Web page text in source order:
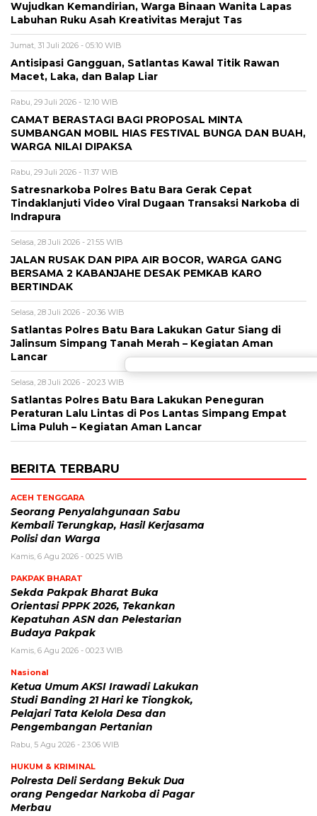
Wujudkan Kemandirian, Warga Binaan Wanita Lapas
Labuhan Ruku Asah Kreativitas Merajut Tas
Jumat, 31 Juli 2026 - 05:10 WIB
Antisipasi Gangguan, Satlantas Kawal Titik Rawan
Macet, Laka, dan Balap Liar
Rabu, 29 Juli 2026 - 12:10 WIB
CAMAT BERASTAGI BAGI PROPOSAL MINTA
SUMBANGAN MOBIL HIAS FESTIVAL BUNGA DAN BUAH,
WARGA NILAI DIPAKSA
Rabu, 29 Juli 2026 - 11:37 WIB
Satresnarkoba Polres Batu Bara Gerak Cepat
Tindaklanjuti Video Viral Dugaan Transaksi Narkoba di
Indrapura
Selasa, 28 Juli 2026 - 21:55 WIB
JALAN RUSAK DAN PIPA AIR BOCOR, WARGA GANG
BERSAMA 2 KABANJAHE DESAK PEMKAB KARO
BERTINDAK
Selasa, 28 Juli 2026 - 20:36 WIB
Satlantas Polres Batu Bara Lakukan Gatur Siang di
Jalinsum Simpang Tanah Merah – Kegiatan Aman
Lancar
Selasa, 28 Juli 2026 - 20:23 WIB
Satlantas Polres Batu Bara Lakukan Peneguran
Peraturan Lalu Lintas di Pos Lantas Simpang Empat
Lima Puluh – Kegiatan Aman Lancar
BERITA TERBARU
ACEH TENGGARA
Seorang Penyalahgunaan Sabu
Kembali Terungkap, Hasil Kerjasama
Polisi dan Warga
Kamis, 6 Agu 2026 - 00:25 WIB
PAKPAK BHARAT
Sekda Pakpak Bharat Buka
Orientasi PPPK 2026, Tekankan
Kepatuhan ASN dan Pelestarian
Budaya Pakpak
Kamis, 6 Agu 2026 - 00:23 WIB
Nasional
Ketua Umum AKSI Irawadi Lakukan
Studi Banding 21 Hari ke Tiongkok,
Pelajari Tata Kelola Desa dan
Pengembangan Pertanian
Rabu, 5 Agu 2026 - 23:06 WIB
HUKUM & KRIMINAL
Polresta Deli Serdang Bekuk Dua
orang Pengedar Narkoba di Pagar
Merbau